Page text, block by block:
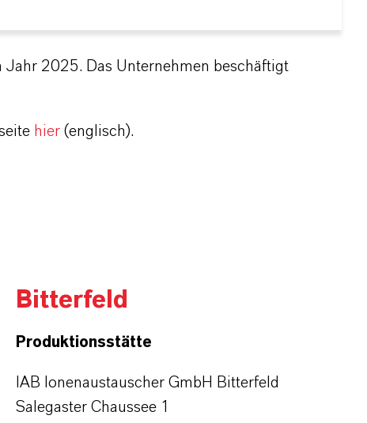
2025. Das Unternehmen beschäftigt
hier (englisch).
Bitterfeld
Produktionsstätte
IAB Ionenaustauscher GmbH Bitterfeld
Salegaster Chaussee 1